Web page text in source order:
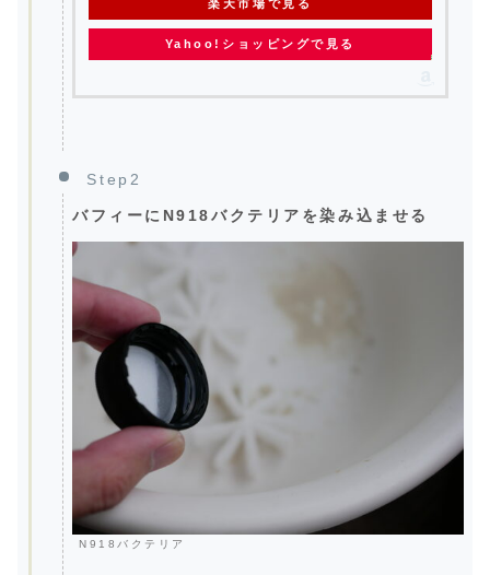
楽天市場で見る
Yahoo!ショッピングで見る
Step2
バフィーにN918バクテリアを染み込ませる
N918バクテリア